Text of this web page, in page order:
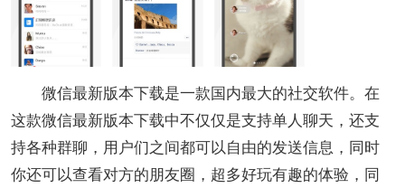
微信最新版本下载是一款国内最大的社交软件。在
这款微信最新版本下载中不仅仅是支持单人聊天，还支
持各种群聊，用户们之间都可以自由的发送信息，同时
你还可以查看对方的朋友圈，超多好玩有趣的体验，同